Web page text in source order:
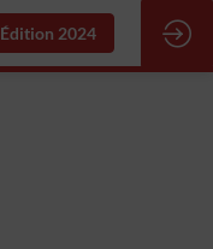
Édition 2024